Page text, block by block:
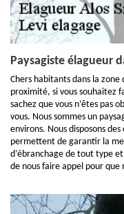
Paysagiste élagueur
Chers habitants dans la zone
proximité, si vous souhaitez
sachez que vous n’êtes pas
vous. Nous sommes un
environs. Nous disposons
permettent de garantir la
d’ébranchage de tout type
de nous faire appel pour que